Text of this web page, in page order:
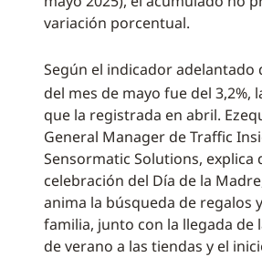
variación porcentual.
Según el indicador adelantado
del mes de mayo fue del 3,2%,
que la registrada en abril.
General Manager de Traffic
Sensormatic Solutions, explica
celebración del Día de la
anima la búsqueda de regalos
familia, junto con la llegada de
de verano a las tiendas y el